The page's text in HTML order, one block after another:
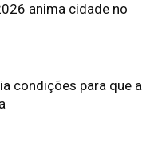
anima cidade no
condições para que a